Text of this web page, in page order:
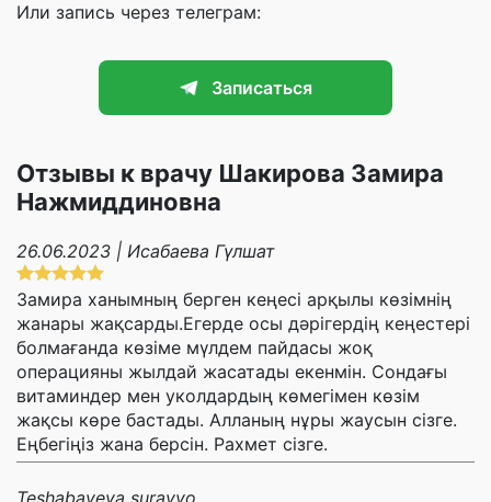
Или запись через телеграм:
Записаться
Отзывы к врачу Шакирова Замира
Нажмиддиновна
26.06.2023 | Исабаева Гүлшат
Замира ханымның берген кеңесі арқылы көзімнің
жанары жақсарды.Егерде осы дәрігердің кеңестері
болмағанда көзіме мүлдем пайдасы жоқ
операцияны жылдай жасатады екенмін. Сондағы
витаминдер мен уколдардың көмегімен көзім
жақсы көре бастады. Алланың нұры жаусын сізге.
Еңбегіңіз жана берсін. Рахмет сізге.
Teshabayeva surayyo